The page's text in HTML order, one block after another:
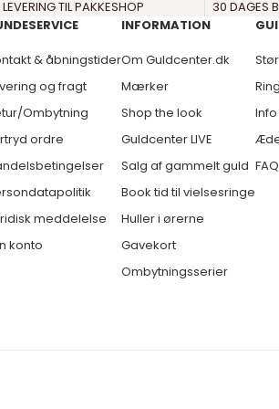
TIL PAKKESHOP 30 DAGES
& åbningstider
og fragt
Ombytning
ordre
meddelelse
konto
INFORMATION
Om Guldcenter.dk
Mærker
Shop the look
Guldcenter LIVE
Salg af gammelt guld
Book tid til vielsesringe
Huller i ørerne
Gavekort
Ombytningsserier
FAQ